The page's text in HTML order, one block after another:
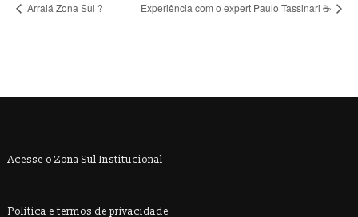
Arraiá Zona Sul ? Experiência com o expert Paulo Tassinari ☕
Acesse o Zona Sul Institucional
Política e termos de privacidade